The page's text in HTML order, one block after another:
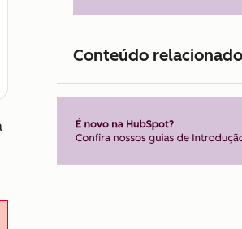
Conteúdo relacionado